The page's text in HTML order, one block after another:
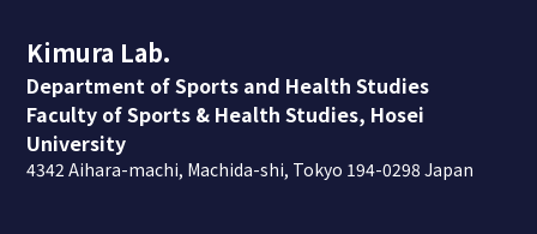
Kimura Lab.
Department of Sports and Health Studies
Faculty of Sports & Health Studies, Hosei
University
4342 Aihara-machi, Machida-shi, Tokyo 194-0298 Japan